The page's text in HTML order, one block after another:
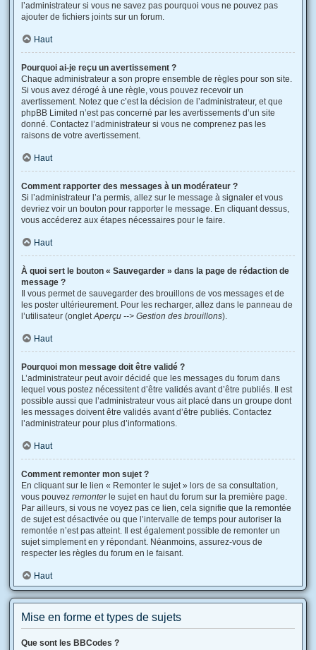
l’administrateur si vous ne savez pas pourquoi vous ne pouvez pas
ajouter de fichiers joints sur un forum.
Haut
Pourquoi ai-je reçu un avertissement ?
Chaque administrateur a son propre ensemble de règles pour son site.
Si vous avez dérogé à une règle, vous pouvez recevoir un
avertissement. Notez que c’est la décision de l’administrateur, et que
phpBB Limited n’est pas concerné par les avertissements d’un site
donné. Contactez l’administrateur si vous ne comprenez pas les
raisons de votre avertissement.
Haut
Comment rapporter des messages à un modérateur ?
Si l’administrateur l’a permis, allez sur le message à signaler et vous
devriez voir un bouton pour rapporter le message. En cliquant dessus,
vous accéderez aux étapes nécessaires pour le faire.
Haut
À quoi sert le bouton « Sauvegarder » dans la page de rédaction de
message ?
Il vous permet de sauvegarder des brouillons de vos messages et de
les poster ultérieurement. Pour les recharger, allez dans le panneau de
l’utilisateur (ongletAperçu --> Gestion des brouillons).
Haut
Pourquoi mon message doit être validé ?
L’administrateur peut avoir décidé que les messages du forum dans
lequel vous postez nécessitent d’être validés avant d’être publiés. Il est
possible aussi que l’administrateur vous ait placé dans un groupe dont
les messages doivent être validés avant d’être publiés. Contactez
l’administrateur pour plus d’informations.
Haut
Comment remonter mon sujet ?
En cliquant sur le lien « Remonter le sujet » lors de sa consultation,
vous pouvez remonterle sujet en haut du forum sur la première page.
Par ailleurs, si vous ne voyez pas ce lien, cela signifie que la remontée
de sujet est désactivée ou que l’intervalle de temps pour autoriser la
remontée n’est pas atteint. Il est également possible de remonter un
sujet simplement en y répondant. Néanmoins, assurez-vous de
respecter les règles du forum en le faisant.
Haut
Mise en forme et types de sujets
Que sont les BBCodes ?